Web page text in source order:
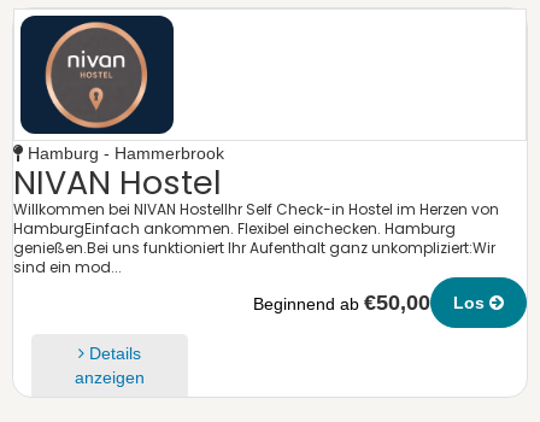
Hamburg - Hammerbrook
NIVAN Hostel
Willkommen bei NIVAN HostelIhr Self Check-in Hostel im Herzen von
HamburgEinfach ankommen. Flexibel einchecken. Hamburg
genießen.Bei uns funktioniert Ihr Aufenthalt ganz unkompliziert:Wir
sind ein mod...
Beginnend ab €50,00 Los
Details
anzeigen